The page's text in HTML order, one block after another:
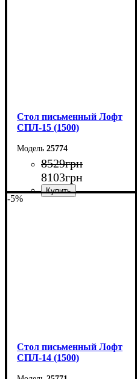
Стол письменный Лофт
СПЛ-15 (1500)
25774
8529грн
8103грн
-5%
Стол письменный Лофт
СПЛ-14 (1500)